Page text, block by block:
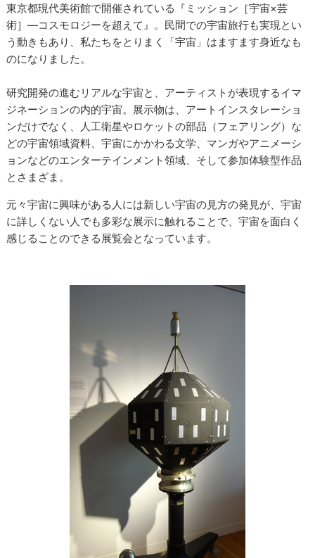
東京都現代美術館で開催されている『ミッション［宇宙×芸
術］―コスモロジーを超えて』。民間での宇宙旅行も実現とい
う動きもあり、私たちをとりまく「宇宙」はますます身近なも
のになりました。
研究開発の進むリアルな宇宙と、アーティストが表現するイマ
ジネーションの内的宇宙。展示物は、アートインスタレーショ
ンだけでなく、人工衛星やロケットの部品（フェアリング）な
どの宇宙領域資料、宇宙にかかわる文学、マンガやアニメーシ
ョンなどのエンターテインメント領域、そして参加体験型作品
とさまざま。
元々宇宙に興味がある人には新しい宇宙の見方の発見が、宇宙
に詳しくない人でも多彩な展示に触れることで、宇宙を面白く
感じることのできる展覧会となっています。